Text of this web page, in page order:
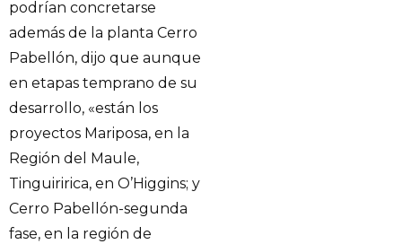
podrían concretarse
además de la planta Cerro
Pabellón, dijo que aunque
en etapas temprano de su
desarrollo, «están los
proyectos Mariposa, en la
Región del Maule,
Tinguiririca, en O’Higgins; y
Cerro Pabellón-segunda
fase, en la región de